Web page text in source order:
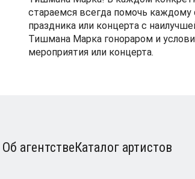
стараемся всегда помочь каждому
праздника или концерта с
Тишмана Марка гонораром и
мероприятия или концерта.
Каталог артистов
Об агентстве